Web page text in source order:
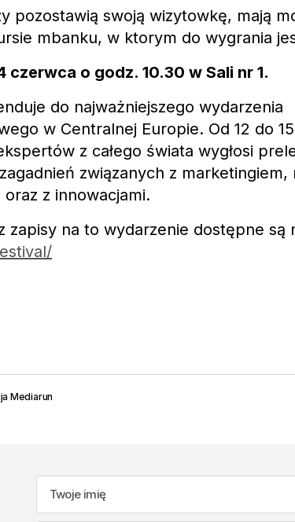
pozostawią swoją wizytowkę, mają
mbanku, w ktorym do wygrania
czerwca o godz. 10.30 w Sali nr 1.
do najważniejszego wydarzenia
w Centralnej Europie. Od 12 do
z całego świata wygłosi
związanych z marketingiem,
z innowacjami.
zapisy na to wydarzenie dostępne są
Mediarun